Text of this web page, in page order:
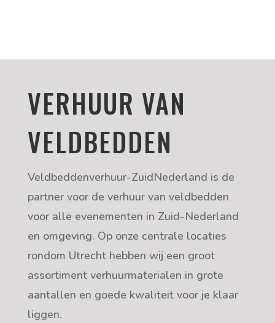
VERHUUR VAN
VELDBEDDEN
Veldbeddenverhuur-ZuidNederland is de
partner voor de verhuur van veldbedden
voor alle evenementen in Zuid-Nederland
en omgeving. Op onze centrale locaties
rondom Utrecht hebben wij een groot
assortiment verhuurmaterialen in grote
aantallen en goede kwaliteit voor je klaar
liggen.